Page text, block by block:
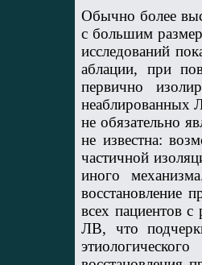
Обычно более
с большим
исследований
аблации, при
первично
неаблированных
не обязательно
не известна:
частичной
иного
восстановление
всех пациентов
ЛВ, что